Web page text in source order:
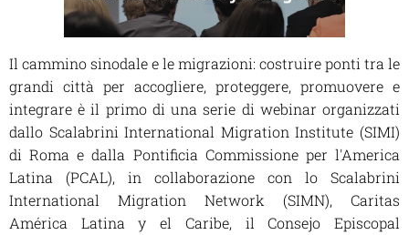
Il cammino sinodale e le migrazioni: costruire ponti tra le
grandi città per accogliere, proteggere, promuovere e
integrare è il primo di una serie di webinar organizzati
dallo Scalabrini International Migration Institute (SIMI)
di Roma e dalla Pontificia Commissione per l'America
Latina (PCAL), in collaborazione con lo Scalabrini
International Migration Network (SIMN), Caritas
América Latina y el Caribe, il Consejo Episcopal